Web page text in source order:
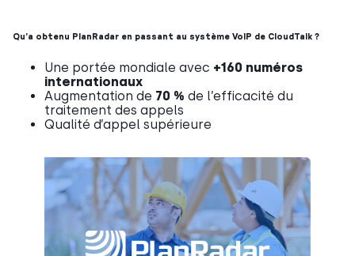
Qu’a obtenu PlanRadar en passant au système VoIP de CloudTalk ?
Une portée mondiale avec +160 numéros
internationaux
Augmentation de 70 % de l’efficacité du
traitement des appels
Qualité d’appel supérieure